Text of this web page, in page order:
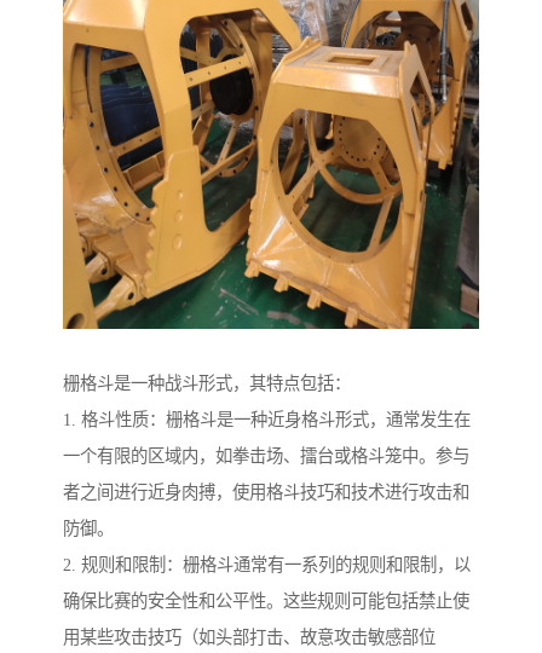
栅格斗是一种战斗形式，其特点包括：
1. 格斗性质：栅格斗是一种近身格斗形式，通常发生在
一个有限的区域内，如拳击场、擂台或格斗笼中。参与
者之间进行近身肉搏，使用格斗技巧和技术进行攻击和
防御。
2. 规则和限制：栅格斗通常有一系列的规则和限制，以
确保比赛的安全性和公平性。这些规则可能包括禁止使
用某些攻击技巧（如头部打击、故意攻击敏感部位